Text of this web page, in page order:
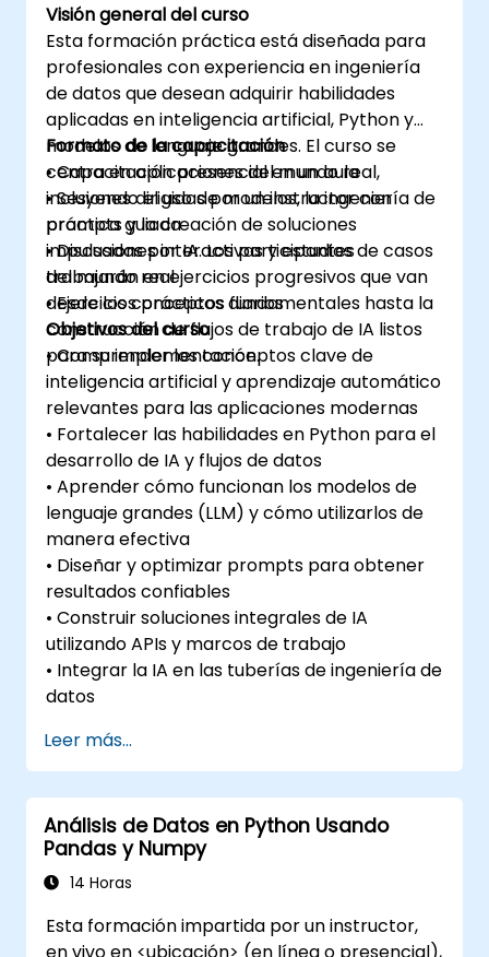
Visión general del curso
Esta formación práctica está diseñada para
profesionales con experiencia en ingeniería
de datos que desean adquirir habilidades
aplicadas en inteligencia artificial, Python y
modelos de lenguaje grandes. El curso se
centra en aplicaciones del mundo real,
incluyendo el uso de modelos, la ingeniería de
prompts y la creación de soluciones
impulsadas por IA. Los participantes
trabajarán en ejercicios progresivos que van
desde los conceptos fundamentales hasta la
construcción de flujos de trabajo de IA listos
para su implementación.
Formato de la capacitación
• Capacitación presencial en un aula
• Sesiones dirigidas por un instructor con
práctica guiada
• Discusiones interactivas y estudios de casos
del mundo real
• Ejercicios prácticos diarios
Objetivos del curso
• Comprender los conceptos clave de
inteligencia artificial y aprendizaje automático
relevantes para las aplicaciones modernas
• Fortalecer las habilidades en Python para el
desarrollo de IA y flujos de datos
• Aprender cómo funcionan los modelos de
lenguaje grandes (LLM) y cómo utilizarlos de
manera efectiva
• Diseñar y optimizar prompts para obtener
resultados confiables
• Construir soluciones integrales de IA
utilizando APIs y marcos de trabajo
• Integrar la IA en las tuberías de ingeniería de
datos
Leer más...
Análisis de Datos en Python Usando
Pandas y Numpy
14 Horas
Esta formación impartida por un instructor,
en vivo en <ubicación> (en línea o presencial),